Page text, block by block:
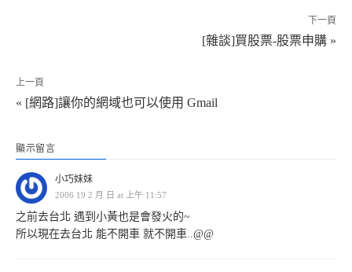
下一頁
[雜談]買股票-股票申購 »
上一頁
« [網路]讓你的網域也可以使用 Gmail
顯示留言
小巧妹妹
2006 19 2 月 日 at 上午 11:57
之前去台北 遇到小黃也是會發火的~
所以現在去台北 能不開車 就不開車..@@